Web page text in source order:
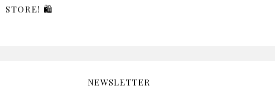
STORE! 🛍️
NEWSLETTER